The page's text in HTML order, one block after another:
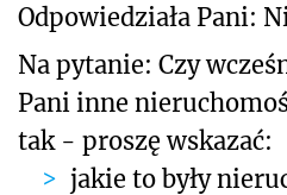
Odpowiedziała Pani:
Na pytanie: Czy
Pani inne
tak - proszę wskazać:
jakie to były